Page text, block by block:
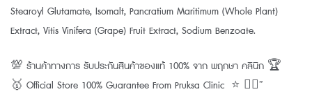
Stearoyl Glutamate, Isomalt, Pancratium Maritimum (Whole Plant)
Extract, Vitis Vinifera (Grape) Fruit Extract, Sodium Benzoate.
💯 ร้านค้าทางการ รับประกันสินค้าของแท้ 100% จาก พฤกษา คลินิก 🏆
🥇 Official Store 100% Guarantee From Pruksa Clinic ⭐️ 👨‍⚕️”